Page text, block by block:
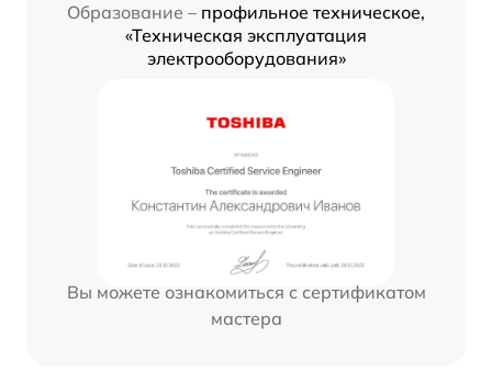
Образование – профильное техническое,
«Техническая эксплуатация
электрооборудования»
Вы можете ознакомиться с сертификатом
мастера